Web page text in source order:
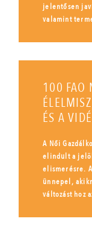
jelentősen
valamint
100 FAO
ÉS A
A Női
elindult a
elismerésre.
ünnepel,
változást hoz